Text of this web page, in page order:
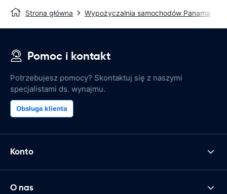
Strona główna Wypożyczalnia samochodów Panama
Pomoc i kontakt
Potrzebujesz pomocy? Skontaktuj się z naszymi
specjalistami ds. wynajmu.
Obsługa klienta
Konto
O nas